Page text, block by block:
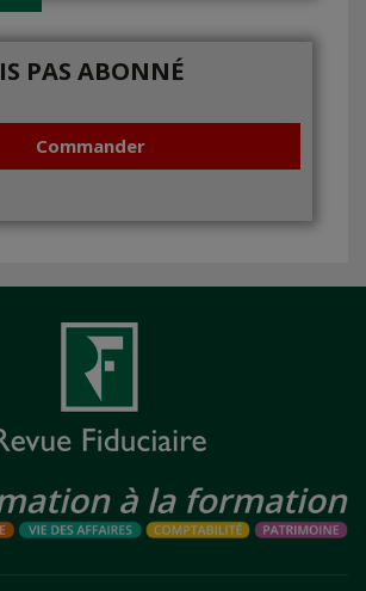
PAS ABONNÉ
Commander